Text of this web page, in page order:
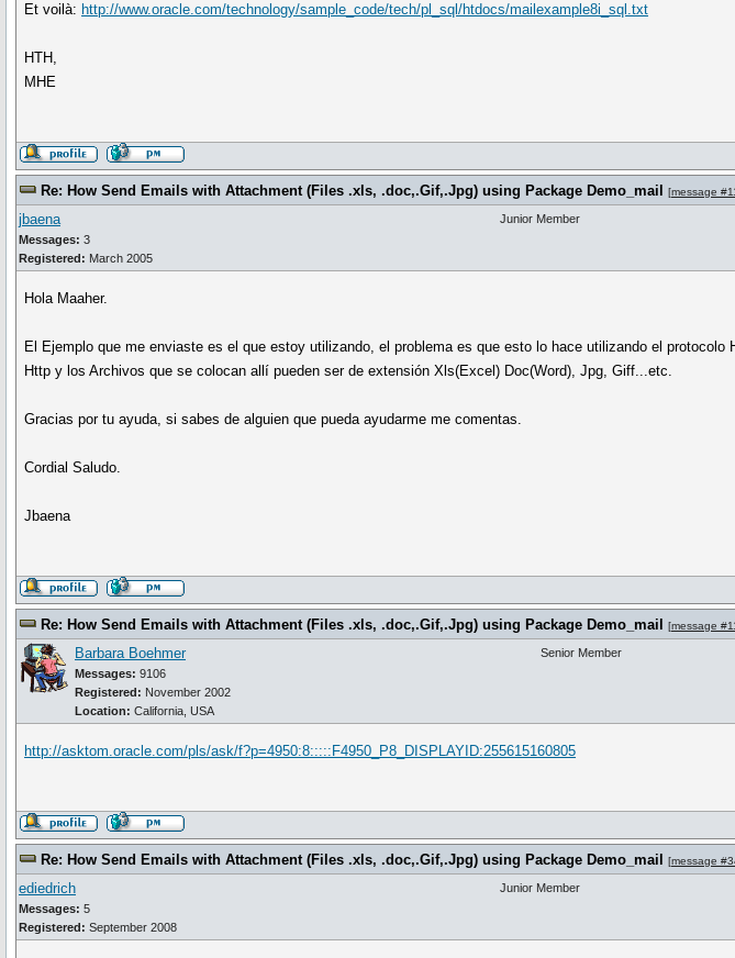
Et voilà: http://www.oracle.com/technology/sample_code/tech/pl_sql/htdocs/mailexample8i_sql.txt
HTH,
MHE
Re: How Send Emails with Attachment (Files .xls, .doc,.Gif,.Jpg) using Package Demo_mail [message
jbaena
Messages: 3
Registered: March 2005
Junior Member
Hola Maaher.
El Ejemplo que me enviaste es el que estoy utilizando, el problema es que esto lo hace utilizando el
Http y los Archivos que se colocan allí pueden ser de extensión Xls(Excel) Doc(Word), Jpg, Giff...etc.
Gracias por tu ayuda, si sabes de alguien que pueda ayudarme me comentas.
Cordial Saludo.
Jbaena
Re: How Send Emails with Attachment (Files .xls, .doc,.Gif,.Jpg) using Package Demo_mail [message
Barbara Boehmer
Messages: 9106
Registered: November 2002
Location: California, USA
Senior Member
http://asktom.oracle.com/pls/ask/f?p=4950:8:::::F4950_P8_DISPLAYID:255615160805
Re: How Send Emails with Attachment (Files .xls, .doc,.Gif,.Jpg) using Package Demo_mail [message
ediedrich
Messages: 5
Registered: September 2008
Junior Member